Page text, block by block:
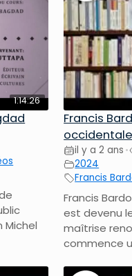
1:14:26
Michel
Francis
il y a 2 ans •
2024
Francis
Francis
est devenu
maîtrise
commence